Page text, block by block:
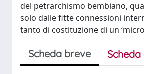
del petrarchismo bembiano,
solo dalle fitte connessioni
tanto di costituzione di un
Scheda breve